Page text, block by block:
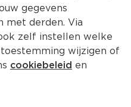
gegevens
met derden. Via
zelf instellen welke
wijzigen of
cookiebeleid en